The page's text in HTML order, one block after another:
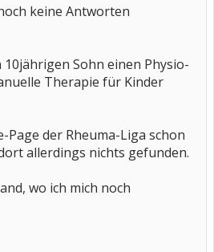
keine Antworten
Sohn einen Physio-
Therapie für Kinder
Page der Rheuma-Liga schon
allerdings nichts gefunden.
wo ich mich noch